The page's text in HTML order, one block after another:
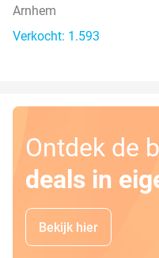
Arnhem
Verkocht: 1.593
Ontdek de
deals in
Bekijk hier